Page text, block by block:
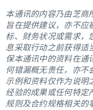
本通讯的内容乃由芝商
旨在提供建议，亦不应
标、财务状况或需求，
息采取行动之前获得适
保本通讯中的资料在通
何错漏概无责任，亦不
示例和资料仅作为说明
经验的成果或任何特定
规则及合约规格相关的